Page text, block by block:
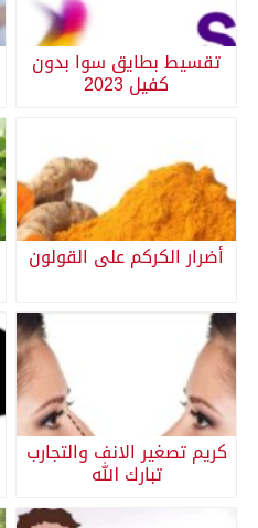
تقسيط بطايق سوا بدون
كفيل 2023
أضرار الكركم على القولون
كريم تصغير الانف والتجارب
تبارك الله